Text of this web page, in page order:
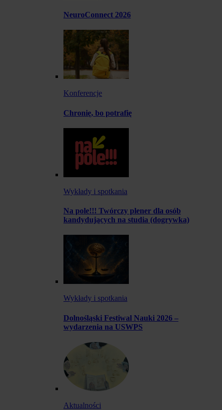
NeuroConnect 2026
Konferencje
Chronię, bo potrafię
Wykłady i spotkania
Na pole!!! Twórczy plener dla osób
kandydujących na studia (dogrywka)
Wykłady i spotkania
Dolnośląski Festiwal Nauki 2026 –
wydarzenia na USWPS
Aktualności